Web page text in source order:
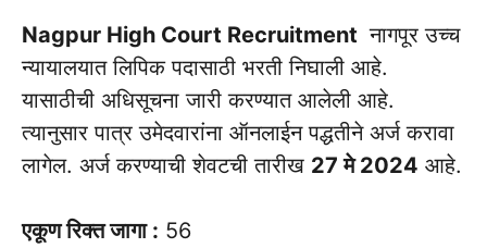
Nagpur High Court Recruitment नागपूर उच्च
न्यायालयात लिपिक पदासाठी भरती निघाली आहे.
यासाठीची अधिसूचना जारी करण्यात आलेली आहे.
त्यानुसार पात्र उमेदवारांना ऑनलाईन पद्धतीने अर्ज करावा
लागेल. अर्ज करण्याची शेवटची तारीख 27 मे 2024 आहे.
एकूण रिक्त जागा : 56